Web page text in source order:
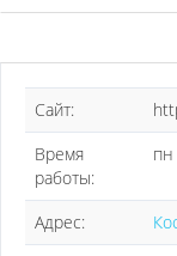
Сайт:
Время
работы:
пн
Адрес: